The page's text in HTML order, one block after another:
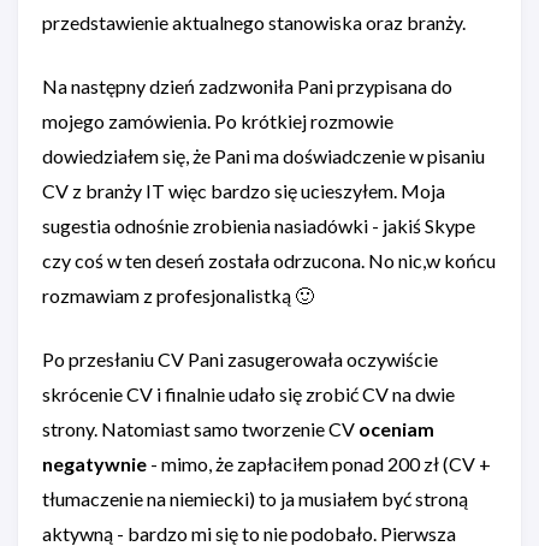
przedstawienie aktualnego stanowiska oraz branży.
Na następny dzień zadzwoniła Pani przypisana do
mojego zamówienia. Po krótkiej rozmowie
dowiedziałem się, że Pani ma doświadczenie w pisaniu
CV z branży IT więc bardzo się ucieszyłem. Moja
sugestia odnośnie zrobienia nasiadówki - jakiś Skype
czy coś w ten deseń została odrzucona. No nic,w końcu
rozmawiam z profesjonalistką 🙂
Po przesłaniu CV Pani zasugerowała oczywiście
skrócenie CV i finalnie udało się zrobić CV na dwie
strony. Natomiast samo tworzenie CV oceniam
negatywnie - mimo, że zapłaciłem ponad 200 zł (CV +
tłumaczenie na niemiecki) to ja musiałem być stroną
aktywną - bardzo mi się to nie podobało. Pierwsza